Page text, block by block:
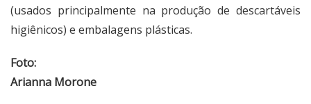
(usados principalmente na produção de descartáveis
higiênicos) e embalagens plásticas.
Foto:
Arianna Morone